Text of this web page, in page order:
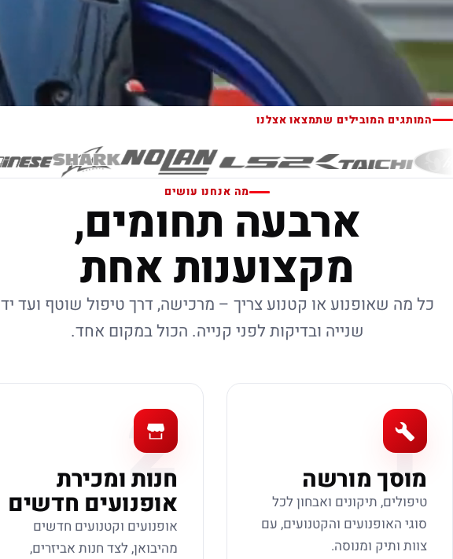
המותגים המובילים שתמצאו אצלנו
מה אנחנו עושים
ארבעה תחומים,
מקצוענות אחת
כל מה שאופנוע או קטנוע צריך – מרכישה, דרך טיפול שוטף ועד יד
שנייה ובדיקות לפני קנייה. הכול במקום אחד.
1
מוסך מורשה
טיפולים, תיקונים ואבחון לכל
סוגי האופנועים והקטנועים, עם
צוות ותיק ומנוסה.
2
חנות ומכירת
אופנועים חדשים
אופנועים וקטנועים חדשים
מהיבואן, לצד חנות אביזרים,